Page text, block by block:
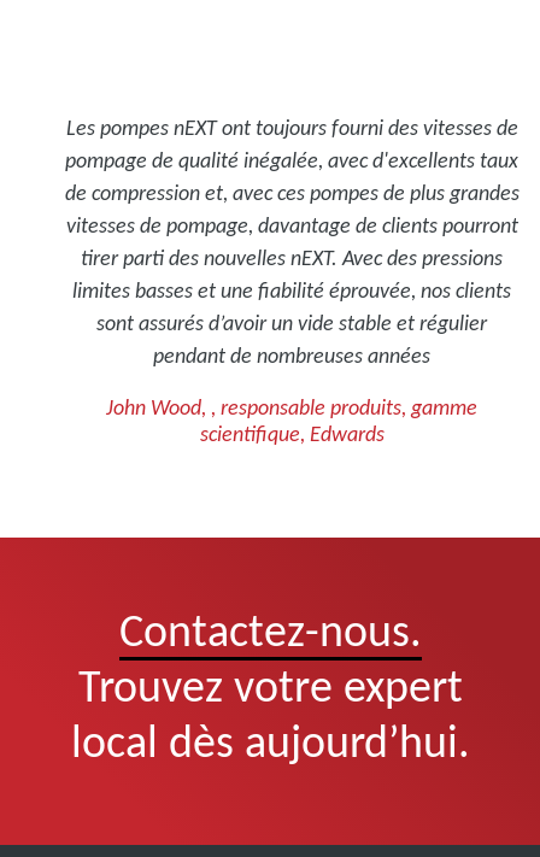
Les pompes nEXT ont toujours fourni des vitesses de
pompage de qualité inégalée, avec d'excellents taux
de compression et, avec ces pompes de plus grandes
vitesses de pompage, davantage de clients pourront
tirer parti des nouvelles nEXT. Avec des pressions
limites basses et une fiabilité éprouvée, nos clients
sont assurés d’avoir un vide stable et régulier
pendant de nombreuses années
John Wood, , responsable produits, gamme
scientifique, Edwards
Contactez-nous.
Trouvez votre expert
local dès aujourd’hui.